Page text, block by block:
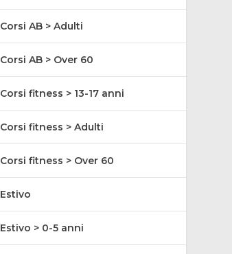
Corsi AB > Adulti
Corsi AB > Over 60
Corsi fitness > 13-17 anni
Corsi fitness > Adulti
Corsi fitness > Over 60
Estivo
Estivo > 0-5 anni